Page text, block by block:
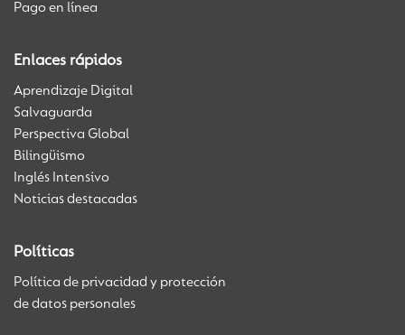
Pago en línea
Enlaces rápidos
Aprendizaje Digital
Salvaguarda
Perspectiva Global
Bilingüismo
Inglés Intensivo
Noticias destacadas
Políticas
Política de privacidad y protección
de datos personales